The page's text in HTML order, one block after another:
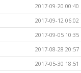
2017-09-20 00:40
2017-09-12 06:02
2017-09-05 10:35
2017-08-28 20:57
2017-05-30 18:51